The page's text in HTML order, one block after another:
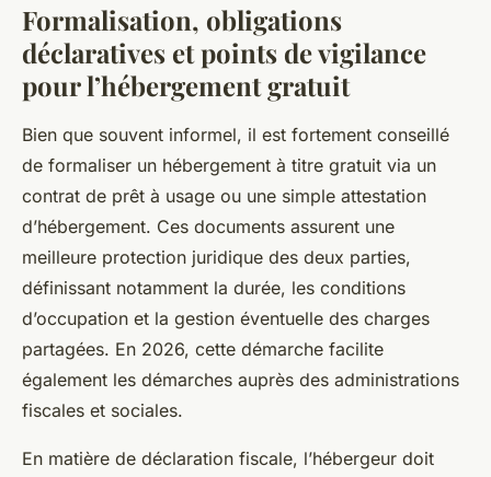
Formalisation, obligations
déclaratives et points de vigilance
pour l’hébergement gratuit
Bien que souvent informel, il est fortement conseillé
de formaliser un hébergement à titre gratuit via un
contrat de prêt à usage ou une simple attestation
d’hébergement. Ces documents assurent une
meilleure protection juridique des deux parties,
définissant notamment la durée, les conditions
d’occupation et la gestion éventuelle des charges
partagées. En 2026, cette démarche facilite
également les démarches auprès des administrations
fiscales et sociales.
En matière de déclaration fiscale, l’hébergeur doit